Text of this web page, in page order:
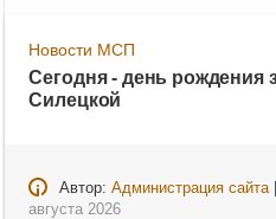
Новости МСП
Сегодня - день рождения
Силецкой
Автор: Администрация сайта|
августа 2026